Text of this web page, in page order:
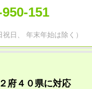
151
日、 年末年始は除く）
府４０県に対応